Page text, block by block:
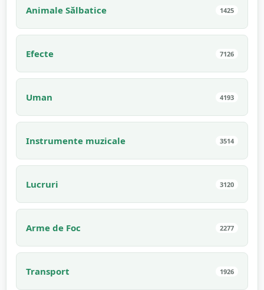
Animale Sălbatice 1425
Efecte 7126
Uman 4193
Instrumente muzicale 3514
Lucruri 3120
Arme de Foc 2277
Transport 1926